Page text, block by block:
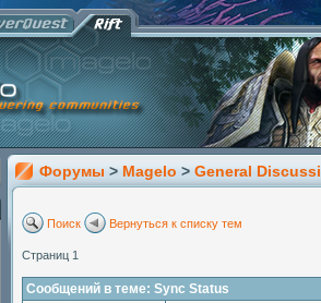
Форумы > Magelo > General
Поиск Вернуться к списку тем
Страниц 1
Сообщений в теме: Sync Status